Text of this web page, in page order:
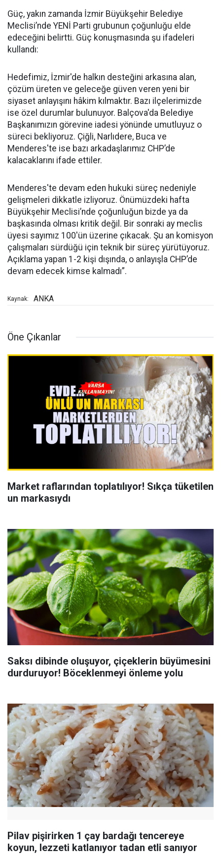
Güç, yakın zamanda İzmir Büyükşehir Belediye
Meclisi’nde YENİ Parti grubunun çoğunluğu elde
edeceğini belirtti. Güç konuşmasında şu ifadeleri
kullandı:
Hedefimiz, İzmir'de halkın desteğini arkasına alan,
çözüm üreten ve geleceğe güven veren yeni bir
siyaset anlayışını hâkim kılmaktır. Bazı ilçelerimizde
ise özel durumlar bulunuyor. Balçova'da Belediye
Başkanımızın görevine iadesi yönünde umutluyuz o
süreci bekliyoruz. Çiğli, Narlıdere, Buca ve
Menderes'te ise bazı arkadaşlarımız CHP’de
kalacaklarını ifade ettiler.
Menderes'te devam eden hukuki süreç nedeniyle
gelişmeleri dikkatle izliyoruz. Önümüzdeki hafta
Büyükşehir Meclisi’nde çoğunluğun bizde ya da
başkasında olması kritik değil. Bir sonraki ay meclis
üyesi sayımız 100'ün üzerine çıkacak. Şu an komisyon
çalışmaları sürdüğü için teknik bir süreç yürütüyoruz.
Açıklama yapan 1-2 kişi dışında, o anlayışla CHP’de
devam edecek kimse kalmadı”.
Kaynak: ANKA
Öne Çıkanlar
Market raflarından toplatılıyor! Sıkça tüketilen
un markasıydı
Saksı dibinde oluşuyor, çiçeklerin büyümesini
durduruyor! Böceklenmeyi önleme yolu
Pilav pişirirken 1 çay bardağı tencereye
koyun, lezzeti katlanıyor tadan etli sanıyor